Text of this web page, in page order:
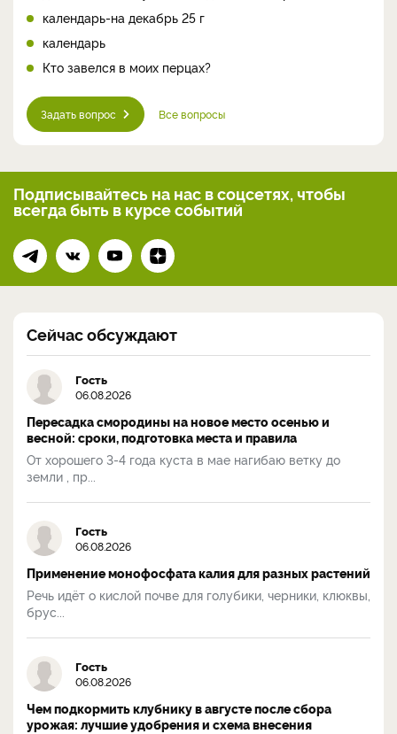
календарь-на декабрь 25 г
календарь
Кто завелся в моих перцах?
Задать вопрос Все вопросы
Подписывайтесь на нас в соцсетях, чтобы
всегдабыть в курсе событий
Сейчас обсуждают
Гость
06.08.2026
Пересадка смородины на новое место осенью и
весной: сроки, подготовка места и правила
От хорошего 3-4 года куста в мае нагибаю ветку до
земли , пр...
Гость
06.08.2026
Применение монофосфата калия для разных растений
Речь идёт о кислой почве для голубики, черники, клюквы,
брус...
Гость
06.08.2026
Чем подкормить клубнику в августе после сбора
урожая: лучшие удобрения и схема внесения